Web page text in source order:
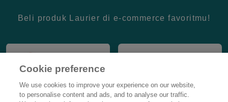
Beli produk Laurier di e-commerce favoritmu!
Cookie preference
We use cookies to improve your experience on our website,
to personalise content and ads, and to analyse our traffic.